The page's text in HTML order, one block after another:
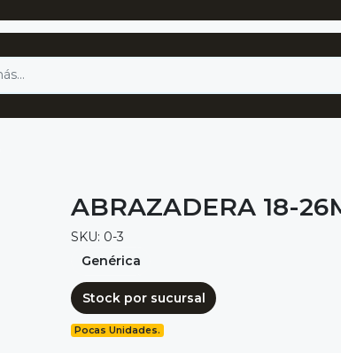
ABRAZADERA 18-
SKU: 0-3
Genérica
Stock por sucursal
Pocas Unidades.